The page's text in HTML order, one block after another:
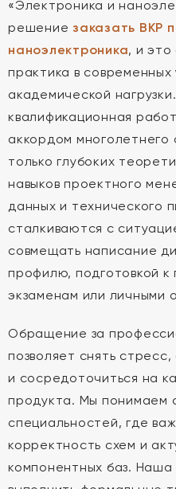
«Электроника и
решение заказать ВКР
наноэлектроника, и
практика в современных
академической
квалификационная
аккордом
только глубоких
навыков проектного
данных и технического
сталкиваются с
совмещать написание
профилю, подготовкой к
экзаменам или личными
Обращение за
позволяет снять
и сосредоточиться на
продукта. Мы понимаем
специальностей, где
корректность схем и
компонентных баз.